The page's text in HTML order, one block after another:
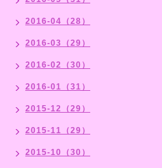
2016-04（28）
2016-03（29）
2016-02（30）
2016-01（31）
2015-12（29）
2015-11（29）
2015-10（30）